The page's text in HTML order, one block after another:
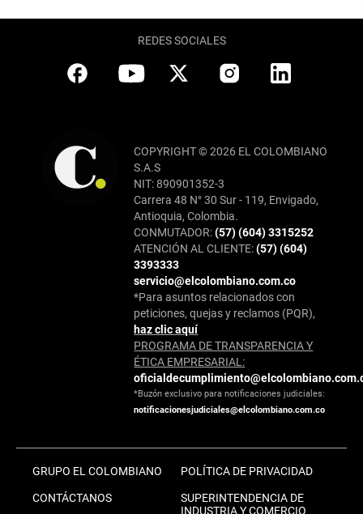
REDES SOCIALES
COPYRIGHT © 2026 EL COLOMBIANO
S.A.S
NIT: 890901352-3
Carrera 48 N° 30 Sur - 119, Envigado,
Antioquia, Colombia.
CONMUTADOR:(57) (604) 3315252
ATENCIÓN AL CLIENTE:(57) (604)
3393333
servicio@elcolombiano.com.co
*Para asuntos relacionados con
peticiones, quejas y reclamos (PQR),
haz clic aquí
PROGRAMA DE TRANSPARENCIA Y
ÉTICA EMPRESARIAL:
*Buzón exclusivo para notificaciones judiciales:
notificacionesjudiciales@elcolombiano.com.co
GRUPO EL COLOMBIANO
CONTÁCTANOS
POLÍTICA DE PRIVACIDAD
SUPERINTENDENCIA DE
INDUSTRIA Y COMERCIO